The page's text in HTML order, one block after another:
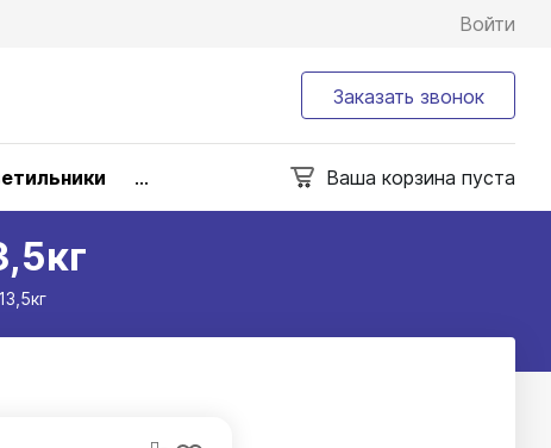
Войти
Заказать звонок
... Ваша корзина пуста